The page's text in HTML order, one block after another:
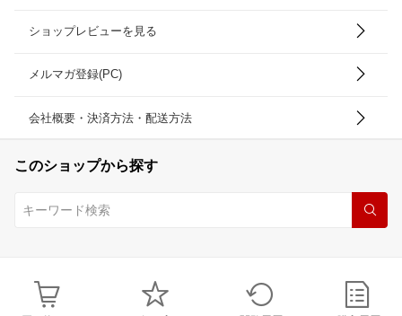
ショップレビューを見る
メルマガ登録(PC)
会社概要・決済方法・配送方法
このショップから探す